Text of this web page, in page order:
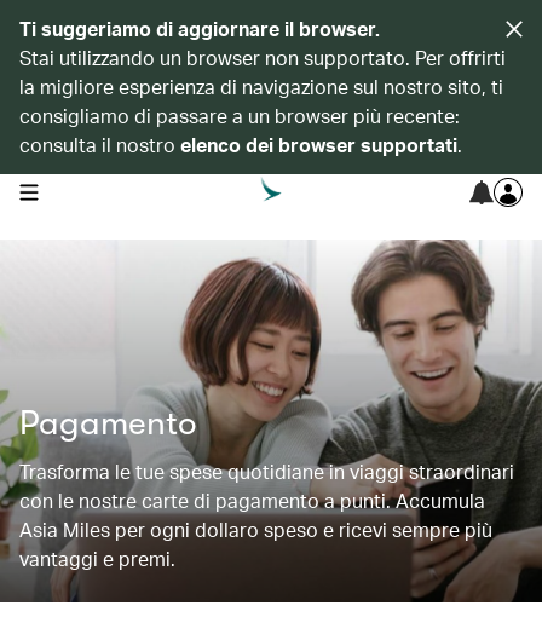
Ti suggeriamo di aggiornare il browser.
Stai utilizzando un browser non supportato. Per offrirti
la migliore esperienza di navigazione sul nostro sito, ti
consigliamo di passare a un browser più recente:
consulta il nostro elenco dei browser supportati.
open navigation menu
Pagamento
Trasforma le tue spese quotidiane in viaggi straordinari
con le nostre carte di pagamento a punti. Accumula
Asia Miles per ogni dollaro speso e ricevi sempre più
vantaggi e premi.